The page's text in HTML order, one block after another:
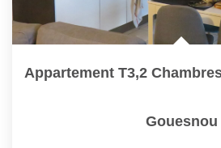
Gouesnou